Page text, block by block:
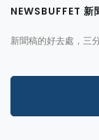
NEWSBUFFET 新
新聞稿的好去處，三